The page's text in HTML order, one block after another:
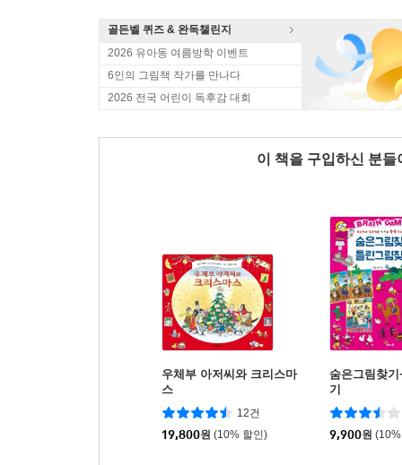
골든벨 퀴즈 & 완독챌린지
2026 유아동 여름방학 이벤트
6인의 그림책 작가를 만나다
2026 전국 어린이 독후감 대회
이 책을 구입하신 분
우체부 아저씨와 크리스마
스
12건
19,800원 (10% 할인)
숨은그림찾
기
9,900원